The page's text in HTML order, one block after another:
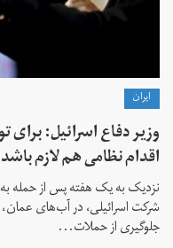
ايران
وزیر دفاع اسرائیل:
اقدام نظامی هم لازم باشد
نزدیک به یک هفته پس از حمله
شرکت اسرائیلی، در آب‌های
جلوگیری از حملات...